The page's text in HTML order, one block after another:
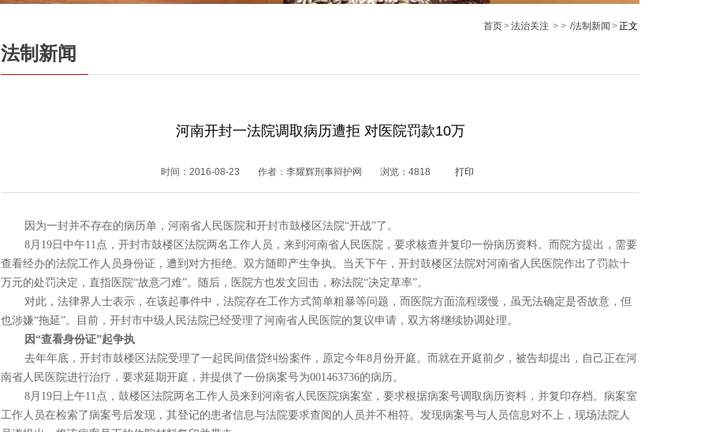
首页>法治关注 > > /法制新闻 >正文
法制新闻
河南开封一法院调取病历遭拒 对医院罚款10万
时间：2016-08-23 作者：李耀辉刑事辩护网 浏览： 4818 打印
因为一封并不存在的病历单，河南省人民医院和开封市鼓楼区法院“开战”了。
8月19日中午11点，开封市鼓楼区法院两名工作人员，来到河南省人民医院，要求核查并复印一份病历资料。而院方提出，需要
查看经办的法院工作人员身份证，遭到对方拒绝。双方随即产生争执。当天下午，开封鼓楼区法院对河南省人民医院作出了罚款十
万元的处罚决定，直指医院“故意刁难”。随后，医院方也发文回击，称法院“决定草率”。
对此，法律界人士表示，在该起事件中，法院存在工作方式简单粗暴等问题，而医院方面流程缓慢，虽无法确定是否故意，但
也涉嫌“拖延”。目前，开封市中级人民法院已经受理了河南省人民医院的复议申请，双方将继续协调处理。
因“查看身份证”起争执
去年年底，开封市鼓楼区法院受理了一起民间借贷纠纷案件，原定今年8月份开庭。而就在开庭前夕，被告却提出，自己正在河
南省人民医院进行治疗，要求延期开庭，并提供了一份病案号为001463736的病历。
8月19日上午11点，鼓楼区法院两名工作人员来到河南省人民医院病案室，要求根据病案号调取病历资料，并复印存档。病案室
工作人员在检索了病案号后发现，其登记的患者信息与法院要求查阅的人员并不相符。发现病案号与人员信息对不上，现场法院人